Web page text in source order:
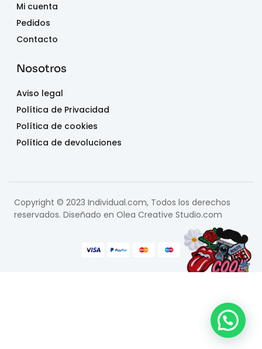
Mi cuenta
Pedidos
Contacto
Nosotros
Aviso legal
Política de Privacidad
Política de cookies
Política de devoluciones
Copyright © 2023 Individual.com, Todos los derechos
reservados. Diseñado en Olea Creative Studio.com